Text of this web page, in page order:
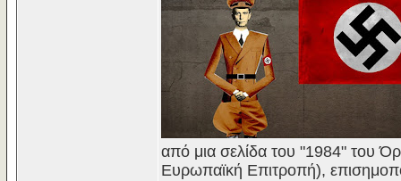
από μια σελίδα του "1984" του
Ευρωπαϊκή Επιτροπή),